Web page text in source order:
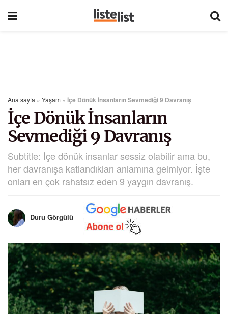
Ana sayfa » Yaşam » İçe Dönük İnsanların Sevmediği 9 Davranış
İçe Dönük İnsanların
Sevmediği 9 Davranış
Subtitle: İçe dönük insanlar sessiz olabilir ama bu,
her davranışa katlandıkları anlamına gelmiyor. İşte
onları en çok rahatsız eden 9 yaygın davranış.
Duru Görgülü